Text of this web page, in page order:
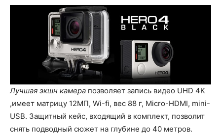
Лучшая экшн камера позволяет запись видео UHD 4K
,имеет матрицу 12МП, Wi-fi, вес 88 г, Micro-HDMI, mini-
USB. Защитный кейс, входящий в комплект, позволит
снять подводный сюжет на глубине до 40 метров.